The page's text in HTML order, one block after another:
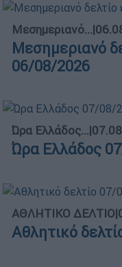
Μεσημεριανό...|
Μεσημεριανό
06/08/2026
Ώρα Ελλάδος...|
Ώρα Ελλάδος
ΑΘΛΗΤΙΚΟ ΔΕΛΤΙΟ|
Αθλητικό